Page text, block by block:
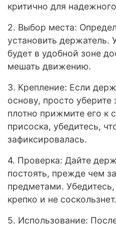
критично для
2. Выбор места:
установить держатель.
будет в удобной зоне
мешать движению.
3. Крепление: Если
основу, просто
плотно прижмите его к
присоска, убедитесь,
зафиксировалась.
4. Проверка: Дайте
постоять, прежде чем
предметами.
крепко и не соскользнет.
5. Использование: